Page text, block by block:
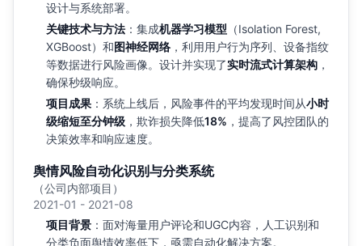
设计与系统部署。
关键技术与方法 ：集成机器学习模型 （Isolation Forest,
XGBoost）和图神经网络 ，利用用户行为序列、设备指纹
等数据进行风险画像。设计并实现了实时流式计算架构 ，
确保秒级响应。
项目成果 ：系统上线后，风险事件的平均发现时间从小时
级缩短至分钟级 ，欺诈损失降低18% ，提高了风控团队的
决策效率和响应速度。
舆情风险自动化识别与分类系统
（公司内部项目）
2021-01 - 2021-08
项目背景 ：面对海量用户评论和UGC内容，人工识别和
分类负面舆情效率低下，亟需自动化解决方案。